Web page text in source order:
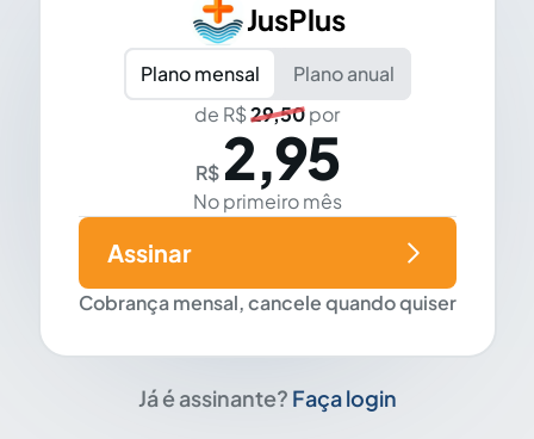
JusPlus
Plano mensal
Plano anual
de R$29,50por
R$ 2,95
No primeiro mês
Cobrança mensal, cancele quando quiser
Assinar
Já é assinante? Faça login